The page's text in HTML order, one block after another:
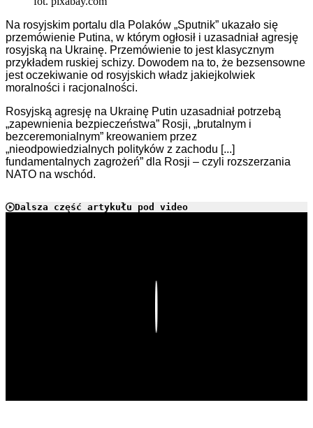
Na rosyjskim portalu dla Polaków „Sputnik” ukazało się
przemówienie Putina, w którym ogłosił i uzasadniał agresję
rosyjską na Ukrainę. Przemówienie to jest klasycznym
przykładem ruskiej schizy. Dowodem na to, że bezsensowne
jest oczekiwanie od rosyjskich władz jakiejkolwiek
moralności i racjonalności.
Rosyjską agresję na Ukrainę Putin uzasadniał potrzebą
„zapewnienia bezpieczeństwa” Rosji, „brutalnym i
bezceremonialnym” kreowaniem przez
„nieodpowiedzialnych polityków z zachodu [...]
fundamentalnych zagrożeń” dla Rosji – czyli rozszerzania
NATO na wschód.
Dalsza część artykułu pod video